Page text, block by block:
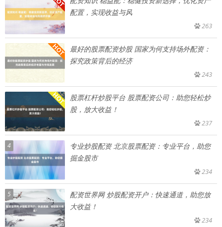
配置，实现收益与风
263
最好的股票配资炒股 国家为何支持场外配资：
探究政策背后的经济
243
股票杠杆炒股平台 股票配资公司：助您轻松炒
股，放大收益！
237
4
专业炒股配资 北京股票配资：专业平台，助您
掘金股市
234
5
配资世界网 炒股配资开户：快速通道，助您放
大收益！
234